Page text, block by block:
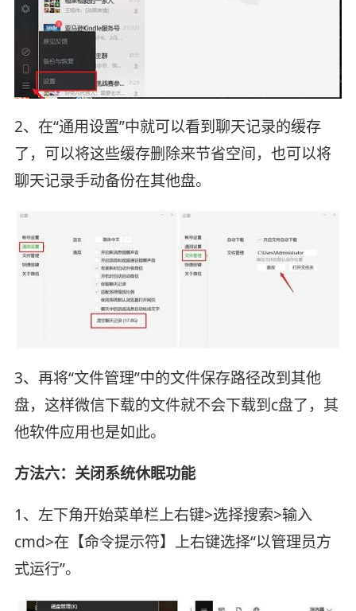
2、在“通用设置”中就可以看到聊天记录的缓存
了，可以将这些缓存删除来节省空间，也可以将
聊天记录手动备份在其他盘。
3、再将“文件管理”中的文件保存路径改到其他
盘，这样微信下载的文件就不会下载到c盘了，其
他软件应用也是如此。
方法六：关闭系统休眠功能
1、左下角开始菜单栏上右键>选择搜索>输入
cmd>在【命令提示符】上右键选择“以管理员方
式运行”。